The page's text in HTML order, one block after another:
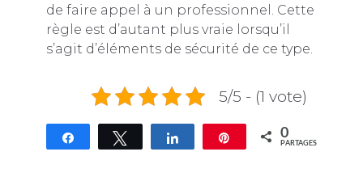
de faire appel à un professionnel. Cette
règle est d’autant plus vraie lorsqu’il
s’agit d’éléments de sécurité de ce type.
5/5 - (1 vote)
Partagez Tweetez Partagez Épingle 0
PARTAGES